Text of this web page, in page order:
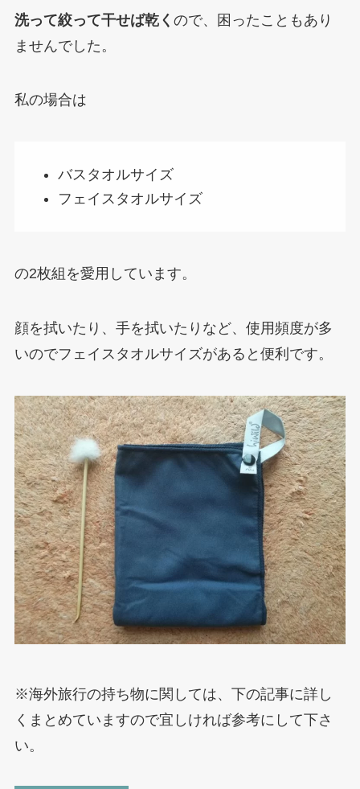
洗って絞って干せば乾く ので、困ったこともあり
ませんでした。
私の場合は
バスタオルサイズ
フェイスタオルサイズ
の2枚組を愛用しています。
顔を拭いたり、手を拭いたりなど、使用頻度が多
いのでフェイスタオルサイズがあると便利です。
※海外旅行の持ち物に関しては、下の記事に詳し
くまとめていますので宜しければ参考にして下さ
い。